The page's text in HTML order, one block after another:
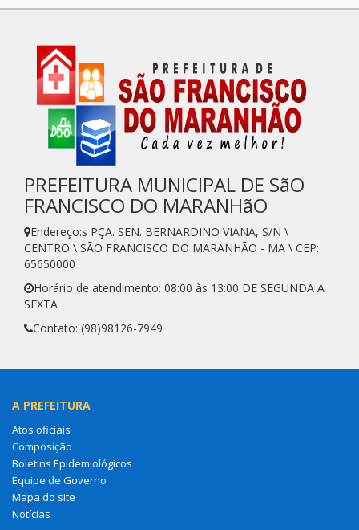
PREFEITURA MUNICIPAL DE SãO
FRANCISCO DO MARANHãO
Endereço:s PÇA. SEN. BERNARDINO VIANA, S/N \
CENTRO \ SÃO FRANCISCO DO MARANHÃO - MA \ CEP:
65650000
Horário de atendimento: 08:00 às 13:00 DE SEGUNDA A
SEXTA
Contato: (98)98126-7949
A PREFEITURA
Atos oficiais
Composição
Boletins Epidemiológicos
Equipe de Governo
Mapa do site
Notícias